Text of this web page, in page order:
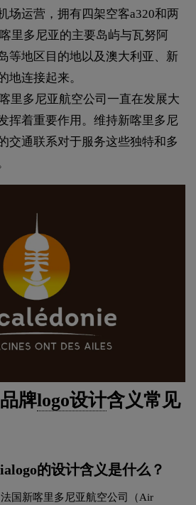
场运营，拥有四架空客a320和两
里多尼亚的主要岛屿与瓦努阿
等地区目的地以及澳大利亚、新
地连接起来。
里多尼亚航空公司一直在发展大
挥着重要作用。维持新喀里多尼
交通联系对于服务这些独特和多
牌logo设计含义常见
的设计含义是什么？
国新喀里多尼亚航空公司（Air